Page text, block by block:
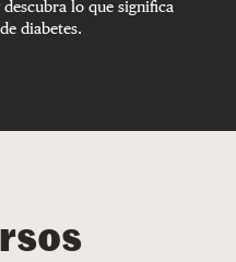
lo que significa
diabetes.